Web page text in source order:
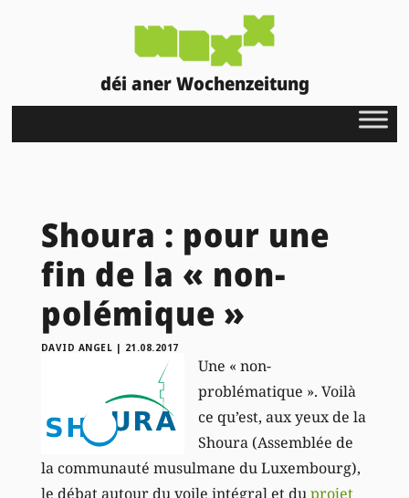
déi aner Wochenzeitung
Shoura : pour une
fin de la « non-
polémique »
DAVID ANGEL | 21.08.2017
Une « non-
problématique ». Voilà
ce qu’est, aux yeux de la
Shoura (Assemblée de
la communauté musulmane du Luxembourg),
le débat autour du voile intégral et duprojet